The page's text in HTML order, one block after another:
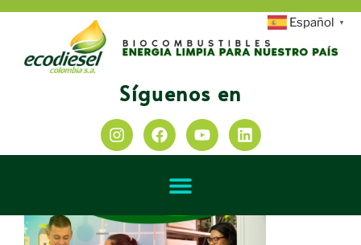
Síguenos en
Español ▼